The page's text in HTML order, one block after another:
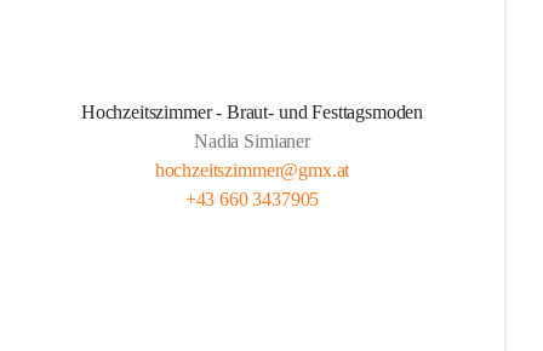
Hochzeitszimmer - Braut- und Festtagsmoden
Nadia Simianer
hochzeitszimmer@gmx.at
+43 660 3437905